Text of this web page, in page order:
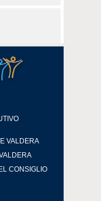
VALDERA
CONSIGLIO